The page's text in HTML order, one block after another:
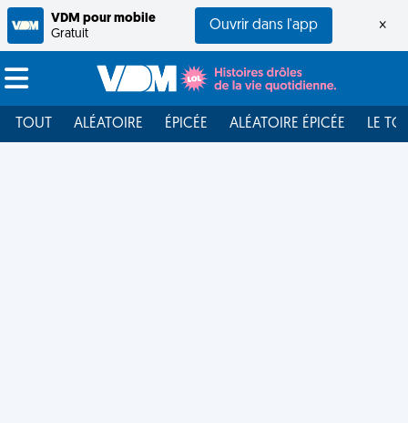
VDM pour mobile
Gratuit
Ouvrir dans l'app ×
TOUT ALÉATOIRE ÉPICÉE ALÉATOIRE ÉPICÉE LE